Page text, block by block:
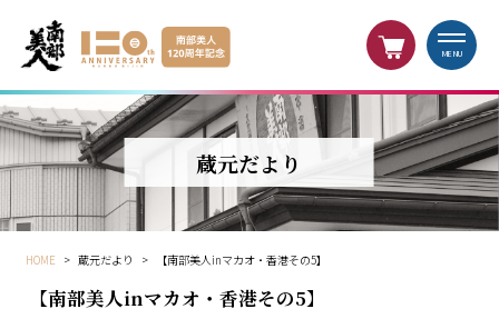
MENU
蔵元だより
HOME > 蔵元だより > 【南部美人inマカオ・香港その5】
【南部美人inマカオ・香港その5】